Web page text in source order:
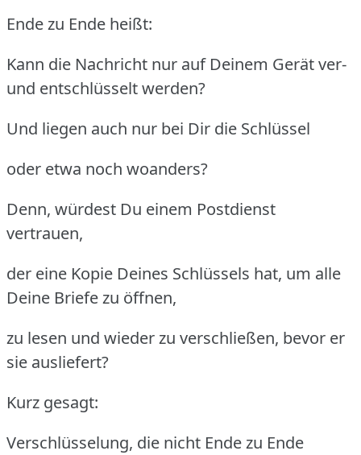
Ende zu Ende heißt:
Kann die Nachricht nur auf Deinem Gerät ver-
und entschlüsselt werden?
Und liegen auch nur bei Dir die Schlüssel
oder etwa noch woanders?
Denn, würdest Du einem Postdienst
vertrauen,
der eine Kopie Deines Schlüssels hat, um alle
Deine Briefe zu öffnen,
zu lesen und wieder zu verschließen, bevor er
sie ausliefert?
Kurz gesagt:
Verschlüsselung, die nicht Ende zu Ende